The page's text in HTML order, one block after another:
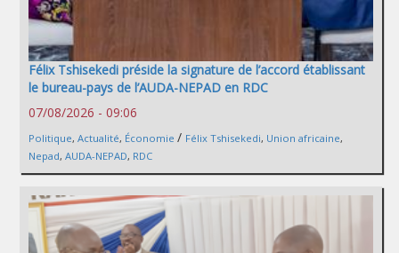
Félix Tshisekedi préside la signature de l’accord établissant
le bureau-pays de l’AUDA-NEPAD en RDC
07/08/2026 - 09:06
Politique, Actualité, Économie / Félix Tshisekedi, Union africaine,
Nepad, AUDA-NEPAD, RDC